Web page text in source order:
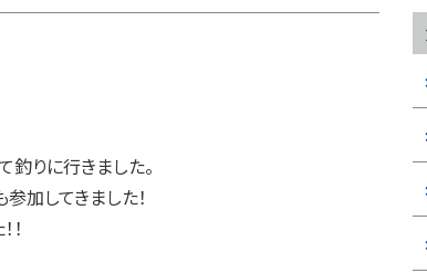
釣りに行きました。
加してきました！